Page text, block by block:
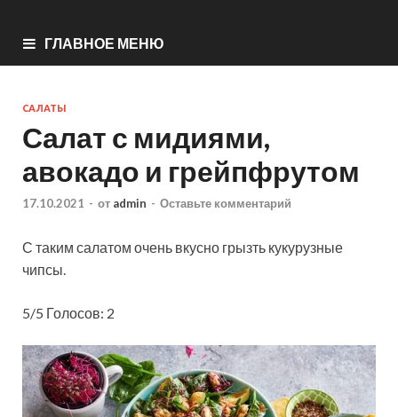
ГЛАВНОЕ МЕНЮ
САЛАТЫ
Салат с мидиями,
авокадо и грейпфрутом
17.10.2021 - от admin - Оставьте комментарий
С таким салатом очень вкусно грызть кукурузные
чипсы.
5/5 Голосов: 2